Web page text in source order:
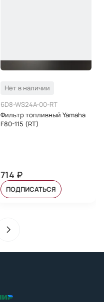
Нет в наличии
6D8-WS24A-00-RT
Фильтр топливный Yamaha
F80-115 (RT)
714 ₽
ПОДПИСАТЬСЯ